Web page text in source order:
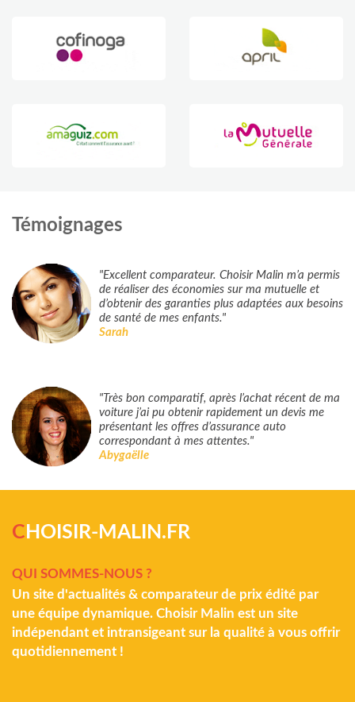
Témoignages
"Excellent comparateur. Choisir Malin m’a permis
de réaliser des économies sur ma mutuelle et
d’obtenir des garanties plus adaptées aux besoins
de santé de mes enfants."
Sarah
"Très bon comparatif, après l’achat récent de ma
voiture j’ai pu obtenir rapidement un devis me
présentant les offres d’assurance auto
correspondant à mes attentes."
Abygaëlle
C HOISIR-MALIN.FR
QUI SOMMES-NOUS ?
Un site d'actualités & comparateur de prix édité par
une équipe dynamique. Choisir Malin est un site
indépendant et intransigeant sur la qualité à vous offrir
quotidiennement !